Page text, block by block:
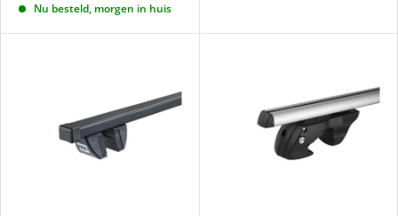
Nu besteld, morgen in huis